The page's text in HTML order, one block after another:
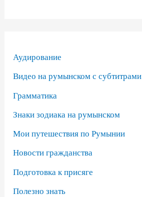
Аудирование
Видео на румынском с субтитрами
Грамматика
Знаки зодиака на румынском
Мои путешествия по Румынии
Новости гражданства
Подготовка к присяге
Полезно знать